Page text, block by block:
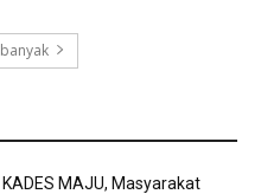
MAJU, Masyarakat